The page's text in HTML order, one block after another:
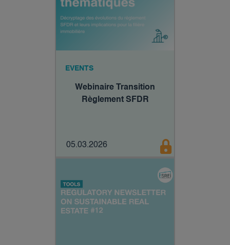
EVENTS
Webinaire Transition
Règlement SFDR
05.03.2026